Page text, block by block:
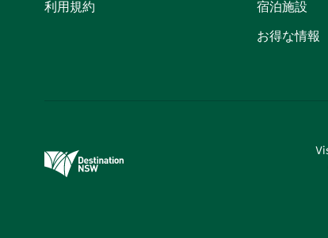
利用規約 宿泊施設
お得な情報